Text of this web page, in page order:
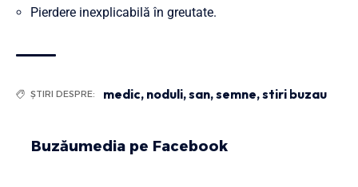
Pierdere inexplicabilă în greutate.
ȘTIRI DESPRE: medic, noduli,san,semne,stiri buzau
Buzăumedia pe Facebook